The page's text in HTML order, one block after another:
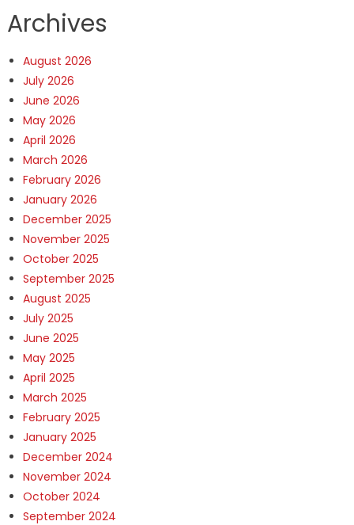
Archives
August 2026
July 2026
June 2026
May 2026
April 2026
March 2026
February 2026
January 2026
December 2025
November 2025
October 2025
September 2025
August 2025
July 2025
June 2025
May 2025
April 2025
March 2025
February 2025
January 2025
December 2024
November 2024
October 2024
September 2024